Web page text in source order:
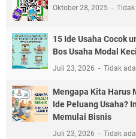
Oktober 28, 2025
15 Ide Usaha Cocok
Bos Usaha Modal
Juli 23, 2026 Tidak
Mengapa Kita Harus
Ide Peluang Usaha?
Memulai Bisnis
Juli 23, 2026 Tidak